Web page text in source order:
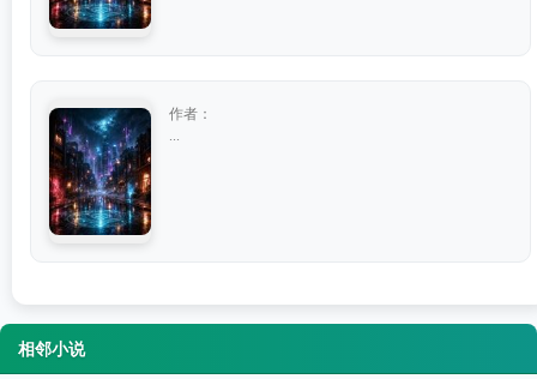
作者：
相邻小说